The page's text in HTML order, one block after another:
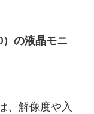
の液晶モニ
、解像度や入